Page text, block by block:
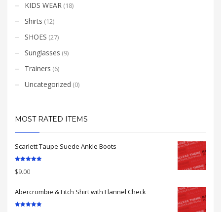
KIDS WEAR (18)
Shirts (12)
SHOES (27)
Sunglasses (9)
Trainers (6)
Uncategorized (0)
MOST RATED ITEMS
Scarlett Taupe Suede Ankle Boots
out of 5
$9.00
Abercrombie & Fitch Shirt with Flannel Check